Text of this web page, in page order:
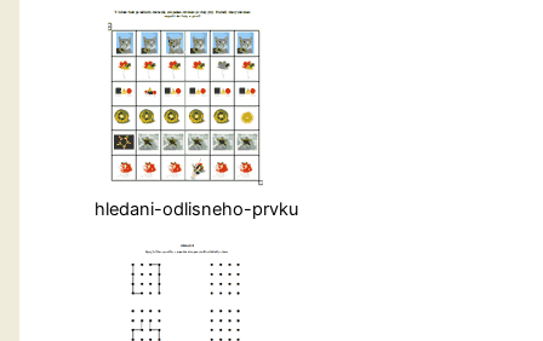
hledani-odlisneho-prvku